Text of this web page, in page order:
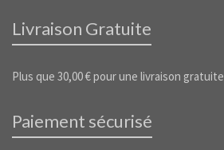
Livraison Gratuite
Plus que 30,00€pour une livraison gratuite
Paiement sécurisé